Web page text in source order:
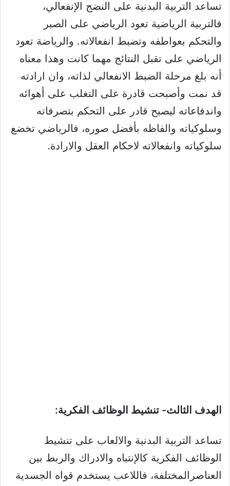
تساعد التربية البدنية على النضج الإنفعالي،
فالتربية الرياضية تعود الرياضي على الصبر
والتحكم بعواطفه وتضبط انفعالاته. والرياضة تعود
الرياضي على تقبل النتائج مهما كانت وهذا معناه
أنه بلغ مرحلة الضبط الانفعالي لذاته، وان ارادته
قد نمت وأصبحت قادرة على التغلب على أهوائه
واندفاعاته ليصبح قادر على التحكم بتصرفاته
وسلوكياته والفاظه بأفضل صوره، فالرياضي تخضع
سلوكياته وانفعالاته لاحكام العقل والارادة.
الهدف الثالث- تنشيط الوظائف الفكرية:
تساعد التربية البدنية والالعاب على تنشيط
الوظائف الفكرية كالإنتباه والادراك والربط بين
العناصرالمختلفة، فاللاعب يستخدم قواه الجسدية